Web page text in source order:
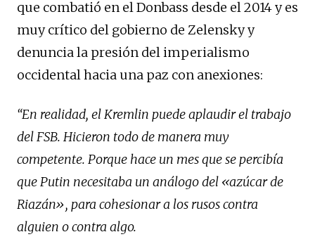
que combatió en el Donbass desde el 2014 y es
muy crítico del gobierno de Zelensky y
denuncia la presión del imperialismo
occidental hacia una paz con anexiones:
“En realidad, el Kremlin puede aplaudir el trabajo
del FSB. Hicieron todo de manera muy
competente. Porque hace un mes que se percibía
que Putin necesitaba un análogo del «azúcar de
Riazán», para cohesionar a los rusos contra
alguien o contra algo.